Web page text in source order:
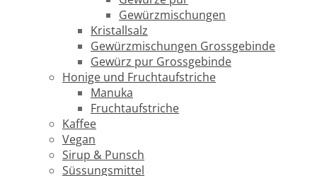
Gewürzmischungen
Kristallsalz
Gewürzmischungen Grossgebinde
Gewürz pur Grossgebinde
Honige und Fruchtaufstriche
Manuka
Fruchtaufstriche
Kaffee
Vegan
Sirup & Punsch
Süssungsmittel